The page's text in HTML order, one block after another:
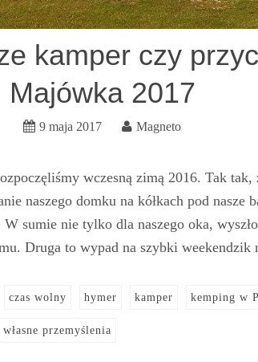
kamper czy
Majówka 2017
9 maja 2017 Magneto
wczesną zimą 2016. Tak
naszego domku na kółkach pod nasze
sumie nie tylko dla naszego oka,
Druga to wypad na szybki
czas wolny hymer kamper kemping w
własne przemyślenia